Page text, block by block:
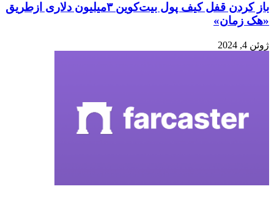
باز کردن قفل کیف پول بیت‌کوین ۳میلیون دلاری ازطریق
«هک زمان»
ژوئن 4, 2024